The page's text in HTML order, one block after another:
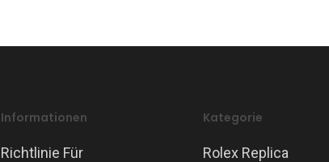
Informationen
Richtlinie Für
Kategorie
Rolex Replica